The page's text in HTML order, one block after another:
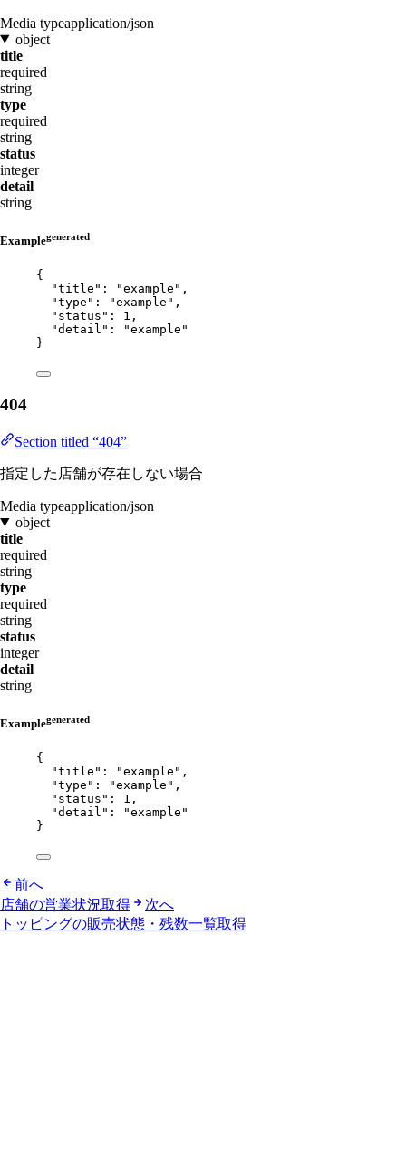
Media typeapplication/json
object
title
required
string
type
required
string
status
integer
detail
string
Examplegenerated
{
"title" : "example " ,
"type" : "example " ,
"status" : 1 ,
"detail" : "example "
}
404
Section titled “404”
指定した店舗が存在しない場合
Media typeapplication/json
object
title
required
string
type
required
string
status
integer
detail
string
Examplegenerated
{
"title" : "example " ,
"type" : "example " ,
"status" : 1 ,
"detail" : "example "
}
前へ
店舗の営業状況取得
次へ
トッピングの販売状態・残数一覧取得